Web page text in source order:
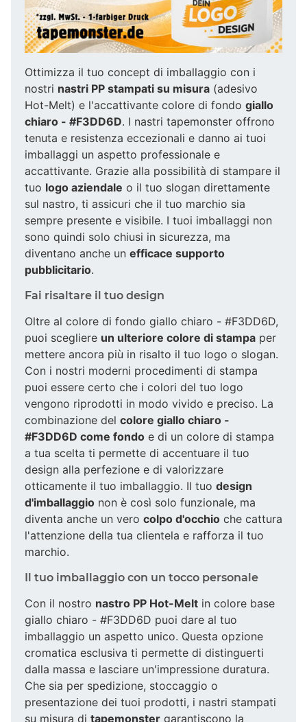
Ottimizza il tuo concept di imballaggio con i
nostri nastri PP stampati su misura (adesivo
Hot-Melt) e l'accattivante colore di fondo giallo
chiaro - #F3DD6D. I nastri tapemonster offrono
tenuta e resistenza eccezionali e danno ai tuoi
imballaggi un aspetto professionale e
accattivante. Grazie alla possibilità di stampare il
tuo logo aziendale o il tuo slogan direttamente
sul nastro, ti assicuri che il tuo marchio sia
sempre presente e visibile. I tuoi imballaggi non
sono quindi solo chiusi in sicurezza, ma
diventano anche un efficace supporto
pubblicitario.
Fai risaltare il tuo design
Oltre al colore di fondo giallo chiaro - #F3DD6D,
puoi scegliere un ulteriore colore di stampa per
mettere ancora più in risalto il tuo logo o slogan.
Con i nostri moderni procedimenti di stampa
puoi essere certo che i colori del tuo logo
vengono riprodotti in modo vivido e preciso. La
combinazione del colore giallo chiaro -
#F3DD6D come fondo e di un colore di stampa
a tua scelta ti permette di accentuare il tuo
design alla perfezione e di valorizzare
otticamente il tuo imballaggio. Il tuo design
d'imballaggio non è così solo funzionale, ma
diventa anche un vero colpo d'occhio che cattura
l'attenzione della tua clientela e rafforza il tuo
marchio.
Il tuo imballaggio con un tocco personale
Con il nostro nastro PP Hot-Melt in colore base
giallo chiaro - #F3DD6D puoi dare al tuo
imballaggio un aspetto unico. Questa opzione
cromatica esclusiva ti permette di distinguerti
dalla massa e lasciare un'impressione duratura.
Che sia per spedizione, stoccaggio o
presentazione dei tuoi prodotti, i nastri stampati
su misura di tapemonster garantiscono la